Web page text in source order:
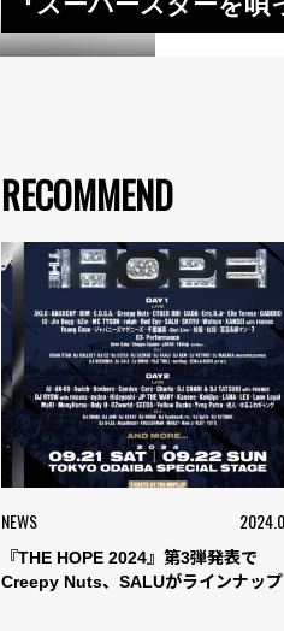
RECOMMEND
NEWS
『THE HOPE 2024』第3弾発表で
Creepy Nuts、SALUがラインナップ